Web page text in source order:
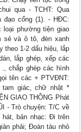
qua - TCHT: Qua
đạo cổng (1). - HĐC:
loại phường tiện giao
sẻ và ô tô, đèn xanh
theo 1-2 dấu hiệu, lắp
lắp ghép, xếp các
., chắp ghép các hình
tên các + PTVĐNT:
tam giác, chữ nhật *
GIAO THÔNG Phát
- Trò chuyện: T/C về
hát, bản nhạc: Đi trên
phải; Đoàn tàu nhỏ